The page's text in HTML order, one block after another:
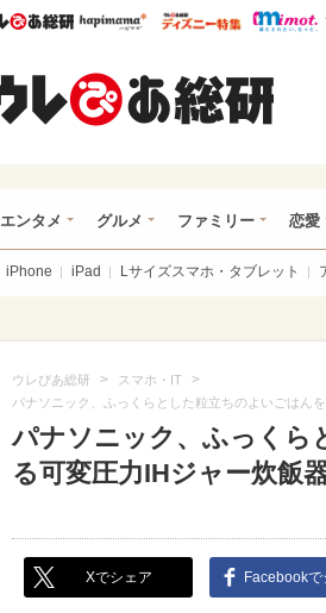
ウレぴあ総研ハピママ* ウレぴ
エンタメ グルメ ファミリー 恋愛
iPhone iPad Lサイズスマホ・タブレット
ウレぴあ総研 > スマホ・IT >
パナソニック、ふっくらとした粒立ちのよいごはん
パナソニック、ふっくら
る可変圧力IHジャー炊飯
Xでシェア Facebookで